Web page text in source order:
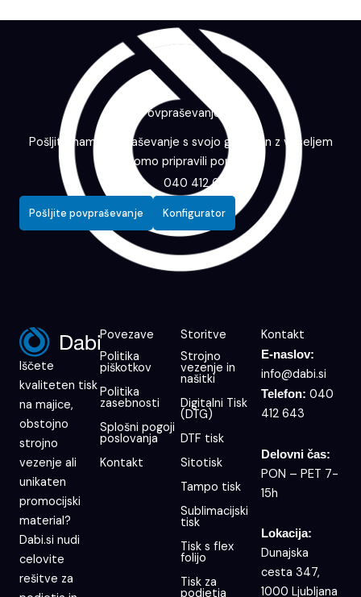
Povpraševanje
Pošljite nam povpraševanje s svojo grafiko in z veseljem
vam bomo pripravili ponudbo.
040 412 643
Pošljite povpraševanje Konfigurator
Iščete
kvaliteten tisk
na majice,
obstojno
strojno
vezenje ali
unikaten
promocijski
material?
Dabi.si nudi
celovite
rešitve za
Povezave
Politika
piškotkov
Politika
zasebnosti
Splošni pogoji
poslovanja
Kontakt
Storitve
Strojno
vezenje in
našitki
Digitalni Tisk
(DTG)
DTF tisk
Sitotisk
Tampo tisk
Sublimacijski
tisk
Tisk s flex
folijo
Tisk za
podjetja
Kontakt
E-naslov:
info@dabi.si
Telefon: 040
412 643
Delovni čas:
PON – PET 7-
15h
Lokacija:
Dunajska
cesta 347,
1000 Ljubljana